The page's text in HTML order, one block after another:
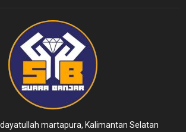
martapura, Kalimantan Selatan